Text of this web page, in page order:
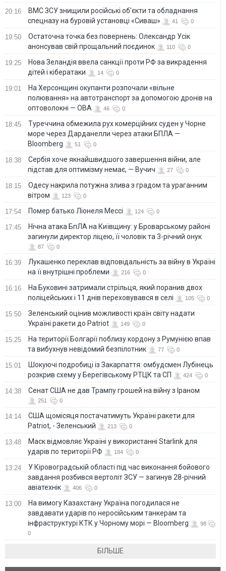
20:16
ВМС ЗСУ знищили російські об'єкти та обладнання
спецназу на буровій установці «Сиваш»
41 0
19:50
Остаточна точка без повернень: Олександр Усік
анонсував свій прощальний поєдинок
110 0
19:25
Нова Зеландія ввела санкції проти РФ за викрадення
дітей і кібератаки
14 0
19:01
На Херсонщині окупанти розпочали «вільне
полювання» на автотранспорт за допомогою дронів на
оптоволокні — ОВА
46 0
18:45
Туреччина обмежила рух комерційних суден у Чорне
море через Дарданелли через атаки БПЛА —
Bloomberg
51 0
18:38
Сербія хоче якнайшвидшого завершення війни, але
підстав для оптимізму немає, — Вучич
27 0
18:15
Одесу накрила потужна злива з градом та ураганним
вітром
123 0
17:54 Помер батько Ліонеля Мессі 124 0
17:45
Нічна атака БпЛА на Київщину: у Броварському районі
загинули директор ліцею, її чоловік та 3-річний онук
87 0
16:39
Лукашенко переклав відповідальність за війну в Україні
на її внутрішні проблеми
216 0
16:16
На Буковині затримали стрільця, який поранив двох
поліцейських і 11 днів переховувався в селі
105 0
15:50
Зеленський оцінив можливості країн світу надати
Україні ракети до Patriot
149 0
15:25
На території Болгарії поблизу кордону з Румунією впав
та вибухнув невідомий безпілотник
77 0
15:01
Шокуючі подробиці із Закарпаття: омбудсмен Лубінець
розкрив схему у Берегівському РТЦК та СП
424 0
14:38 Сенат США не дав Трампу грошей на війну з Іраном
251 0
14:14
США щомісяця постачатимуть Україні ракети для
Patriot, - Зеленський
213 0
13:48
Маск відмовляє Україні у використанні Starlink для
ударів по території РФ
184 0
13:24
У Кіровоградській області під час виконання бойового
завдання розбився вертоліт ЗСУ — загинув 28-річний
авіатехнік
406 0
13:00
На вимогу Казахстану Україна погодилася не
завдавати ударів по неросійським танкерам та
інфраструктурі КТК у Чорному морі — Bloomberg
98
0
БІЛЬШЕ